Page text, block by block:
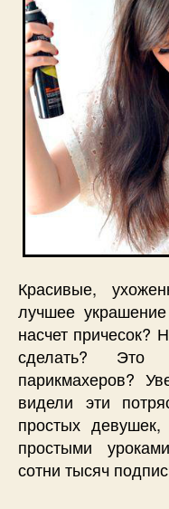
Красивые,
лучшее
насчет причесок?
сделать? Это
парикмахеров?
видели эти
простых
простыми
сотни тысяч